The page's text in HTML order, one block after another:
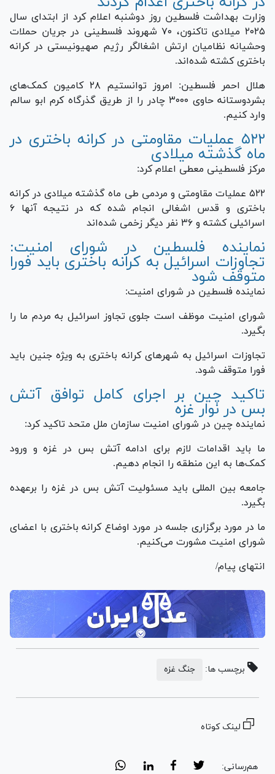
وزارت بهداشت فلسطین روز دوشنبه اعلام کرد از ابتدای سال
۲۰۲۵ میلادی تاکنون، ۷۰ شهروند فلسطینی در جریان حملات
وحشیانه نظامیان ارتش اشغالگر رژیم صهیونیستی در کرانه
باختری کشته شده‌اند.
هلال احمر فلسطین: امروز توانستیم ۲۸ کامیون کمک‌های
بشردوستانه حاوی ۳۰۰۰ چادر را از طریق گذرگاه کرم ابو سالم
وارد کنیم.
۵۲۲ عملیات مقاومتی در کرانه باختری در
ماه گذشته میلادی
مرکز فلسطینی معطی اعلام کرد:
۵۲۲ عملیات مقاومتی و مردمی طی ماه گذشته میلادی در کرانه
باختری و قدس اشغالی انجام شده که در نتیجه آنها ۶
اسرائیلی کشته و ۳۶ نفر دیگر زخمی شده‌اند
نماینده فلسطین در شورای امنیت:
تجاوزات اسرائیل به کرانه باختری باید فورا
متوقف شود
نماینده فلسطین در شورای امنیت:
شورای امنیت موظف است جلوی تجاوز اسرائیل به مردم ما را
بگیرد.
تجاوزات اسرائیل به شهر‌های کرانه باختری به ویژه جنین باید
فورا متوقف شود.
تاکید چین بر اجرای کامل توافق آتش
بس در نوار غزه
نماینده چین در شورای امنیت سازمان ملل متحد تاکید کرد:
ما باید اقدامات لازم برای ادامه آتش بس در غزه و ورود
کمک‌ها به این منطقه را انجام دهیم.
جامعه بین المللی باید مسئولیت آتش بس در غزه را برعهده
بگیرد.
ما در مورد برگزاری جلسه در مورد اوضاع کرانه باختری با اعضای
شورای امنیت مشورت می‌کنیم.
انتهای پیام/
برچسب ها: جنگ غزه
لینک کوتاه
هم‌رسانی: